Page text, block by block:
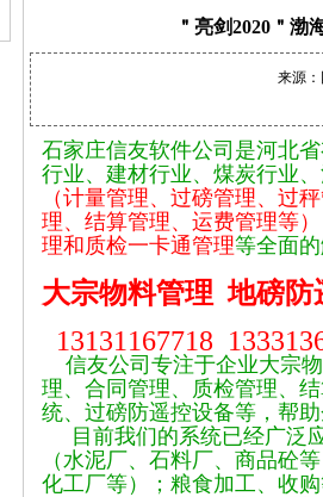
＂亮剑2020＂渤
来源
石家庄信友软件公司是河北
行业、建材行业、煤炭行业
（计量管理、过磅管理、过
理、结算管理、运费管理等
理和质检一卡通管理等全面的
大宗物料管理 地磅防
13131167718
信友公司专注于企业大宗
理、合同管理、质检管理、
统、过磅防遥控设备等，帮
目前我们的系统已经广泛
（水泥厂、石料厂、商品砼
化工厂等）；粮食加工、收购